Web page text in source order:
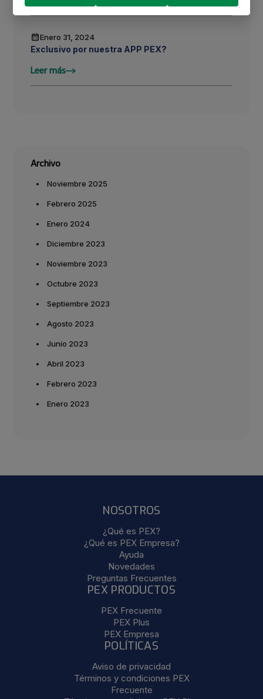
Leer más
Exclusivo por nuestra APP PEX?
Enero 31, 2024
Archivo
Noviembre 2025
Febrero 2025
Enero 2024
Diciembre 2023
Noviembre 2023
Octubre 2023
Septiembre 2023
Agosto 2023
Junio 2023
Abril 2023
Febrero 2023
Enero 2023
NOSOTROS
¿Qué es PEX?
¿Qué es PEX Empresa?
Ayuda
Novedades
Preguntas Frecuentes
PEX PRODUCTOS
PEX Frecuente
PEX Plus
PEX Empresa
POLÍTICAS
Aviso de privacidad
Términos y condiciones PEX
Frecuente